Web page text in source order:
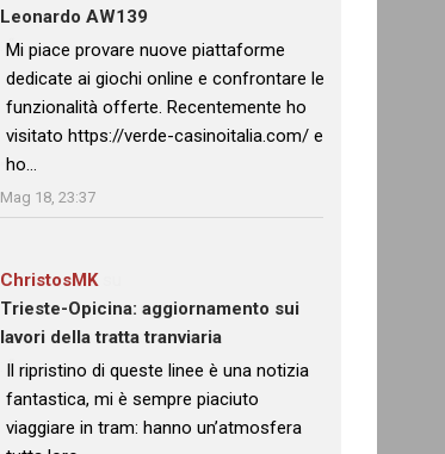
Leonardo AW139
: “
Mi piace provare nuove piattaforme
dedicate ai giochi online e confrontare le
funzionalità offerte. Recentemente ho
visitato https://verde-casinoitalia.com/ e
ho…
Mag 18, 23:37
ChristosMKsu
Trieste-Opicina: aggiornamento sui
lavori della tratta tranviaria
: “
Il ripristino di queste linee è una notizia
fantastica, mi è sempre piaciuto
viaggiare in tram: hanno un’atmosfera